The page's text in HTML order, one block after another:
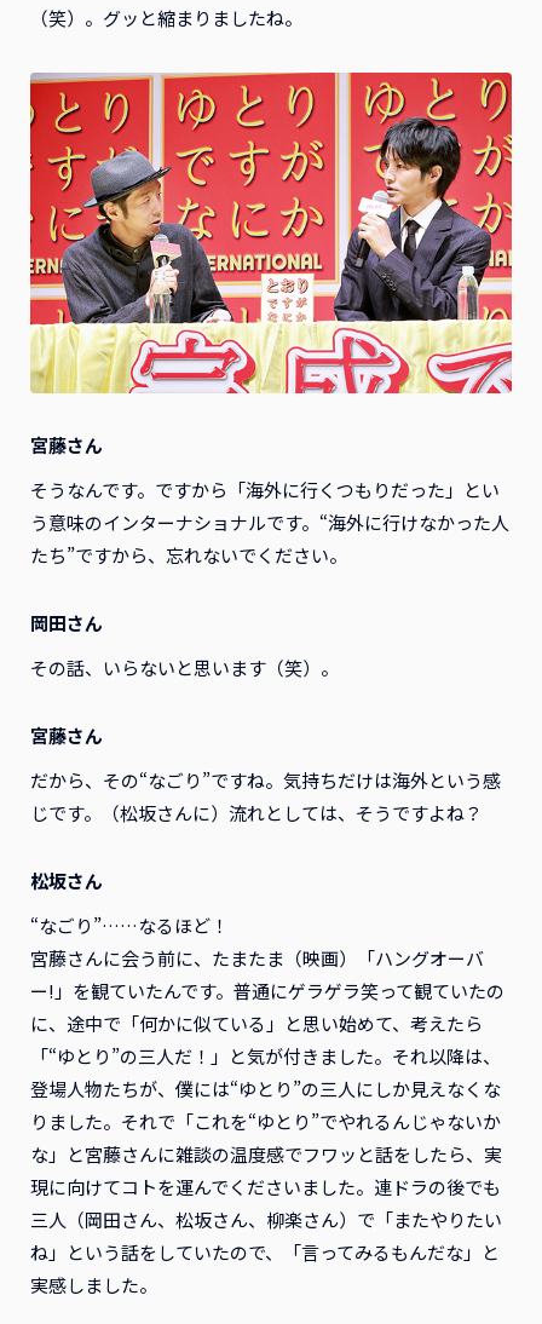
（笑）。グッと縮まりましたね。
宮藤さん
そうなんです。ですから「海外に行くつもりだった」とい
う意味のインターナショナルです。“海外に行けなかった人
たち”ですから、忘れないでください。
岡田さん
その話、いらないと思います（笑）。
宮藤さん
だから、その“なごり”ですね。気持ちだけは海外という感
じです。（松坂さんに）流れとしては、そうですよね？
松坂さん
“なごり”……なるほど！
宮藤さんに会う前に、たまたま（映画）「ハングオーバ
ー!」を観ていたんです。普通にゲラゲラ笑って観ていたの
に、途中で「何かに似ている」と思い始めて、考えたら
「“ゆとり”の三人だ！」と気が付きました。それ以降は、
登場人物たちが、僕には“ゆとり”の三人にしか見えなくな
りました。それで「これを“ゆとり”でやれるんじゃないか
な」と宮藤さんに雑談の温度感でフワッと話をしたら、実
現に向けてコトを運んでくださいました。連ドラの後でも
三人（岡田さん、松坂さん、柳楽さん）で「またやりたい
ね」という話をしていたので、「言ってみるもんだな」と
実感しました。